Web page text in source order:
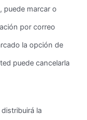
puede marcar o
por correo
la opción de
puede cancelarla
la